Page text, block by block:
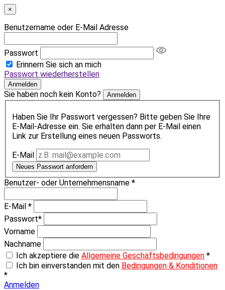
×
Benutzername oder E-Mail Adresse
Passwort
Erinnern Sie sich an mich
Passwort wiederherstellen
Anmelden
Sie haben noch kein Konto? Anmelden
Haben Sie Ihr Passwort vergessen? Bitte geben Sie Ihre
E-Mail-Adresse ein. Sie erhalten dann per E-Mail einen
Link zur Erstellung eines neuen Passworts.
E-Mail
Neues Passwort anfordern
Benutzer- oder Unternehmensname *
E-Mail *
Passwort*
Vorname
Nachname
Ich akzeptiere die Allgemeine Geschäftsbedingungen *
Ich bin einverstanden mit den Bedingungen & Konditionen
*
Anmelden